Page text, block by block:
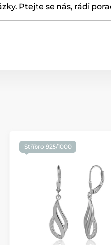
Ptejte se nás, rádi
Stříbro 925/1000